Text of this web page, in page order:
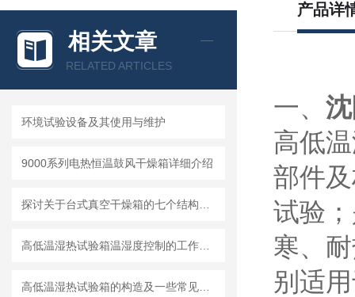
相关文章
RELATED ARTICLES
环境试验设备及其使用与维护
9000系列电热恒温鼓风干燥箱详细介绍
产品详
一、
高低
部件
试验
寒、
别适